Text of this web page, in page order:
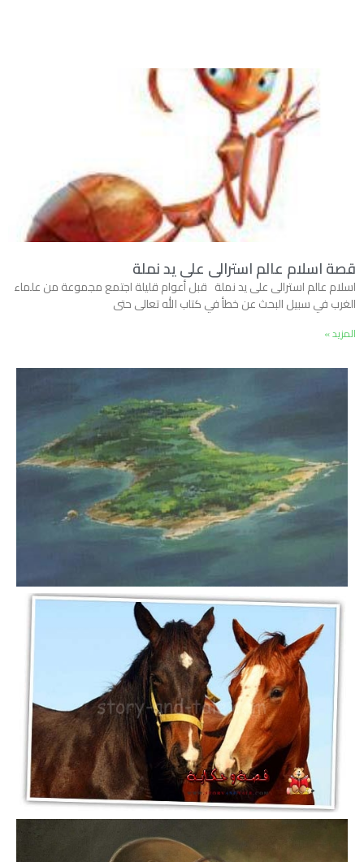
قصة اسلام عالم استرالى على يد نملة
اسلام عالم استرالى على يد نملة قبل أعوام قليلة اجتمع مجموعة من علماء
الغرب في سبيل البحث عن خطأ في كتاب الله تعالى حتى
المزيد »